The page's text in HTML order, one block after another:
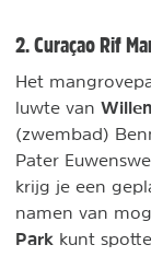
2. Curaçao Rif
Het
luwte van
(zwembad)
Pater
krijg je een
namen van
Park kunt